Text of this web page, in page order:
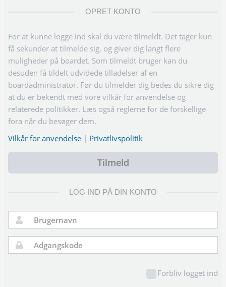
OPRET KONTO
For at kunne logge ind skal du være tilmeldt. Det tager kun
få sekunder at tilmelde sig, og giver dig langt flere
muligheder på boardet. Som tilmeldt bruger kan du
desuden få tildelt udvidede tilladelser af en
boardadministrator. Før du tilmelder dig bedes du sikre dig
at du er bekendt med vore vilkår for anvendelse og
relaterede politikker. Læs også reglerne for de forskellige
fora når du besøger dem.
Vilkår for anvendelse | Privatlivspolitik
Tilmeld
LOG IND PÅ DIN KONTO
Brugernavn:
Adgangskode:
Forbliv logget ind